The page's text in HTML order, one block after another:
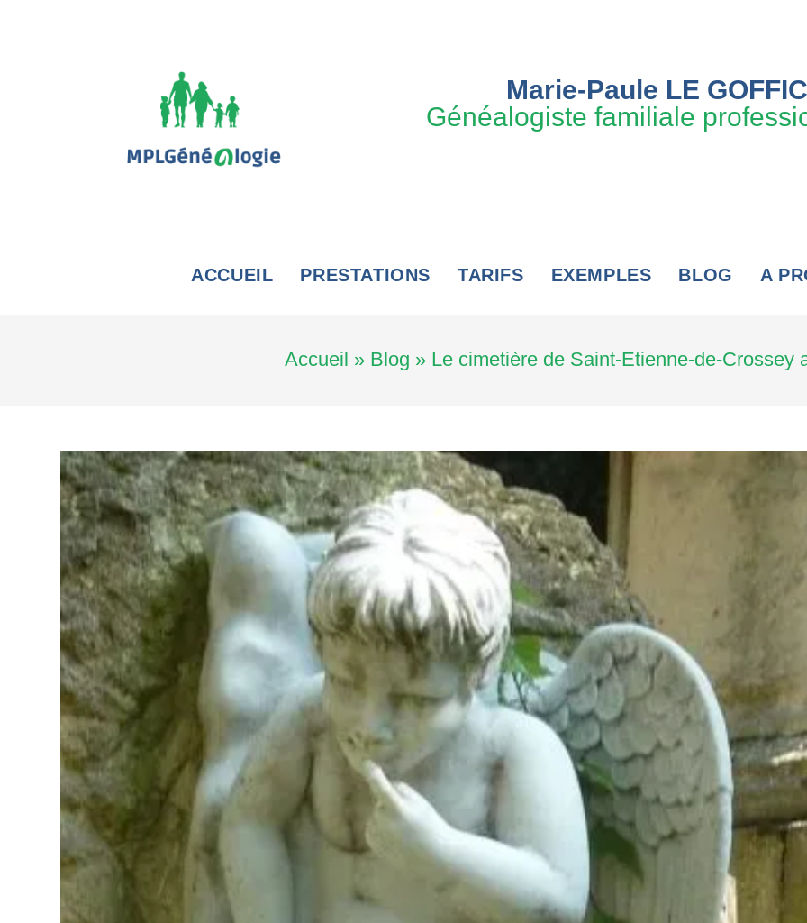
Marie-Paule LE GOFFIC
Généalogiste familiale
ACCUEIL PRESTATIONS TARIFS EXEMPLES BLOG A
Accueil » Blog » Le cimetière de Saint-Etienne-de-Crossey